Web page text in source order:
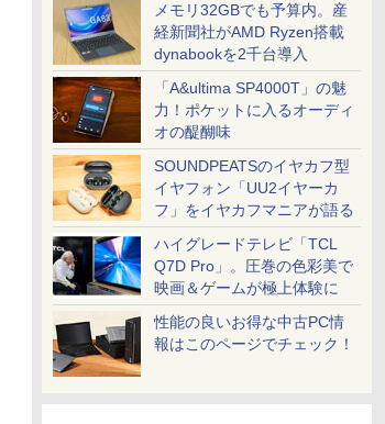
メモリ32GBでも予算内。産
経新聞社がAMD Ryzen搭載
dynabookを2千台導入
「A&ultima SP4000T」の魅
力！ポケットに入るオーディ
オの醍醐味
SOUNDPEATSのイヤカフ型
イヤフォン「UU2イヤーカ
フ」をイヤカフマニアが語る
ハイグレードテレビ「TCL
Q7D Pro」。圧巻の色彩美で
映画＆ゲームが極上体験に
性能の良いお得な中古PC情
報はこのページでチェック！